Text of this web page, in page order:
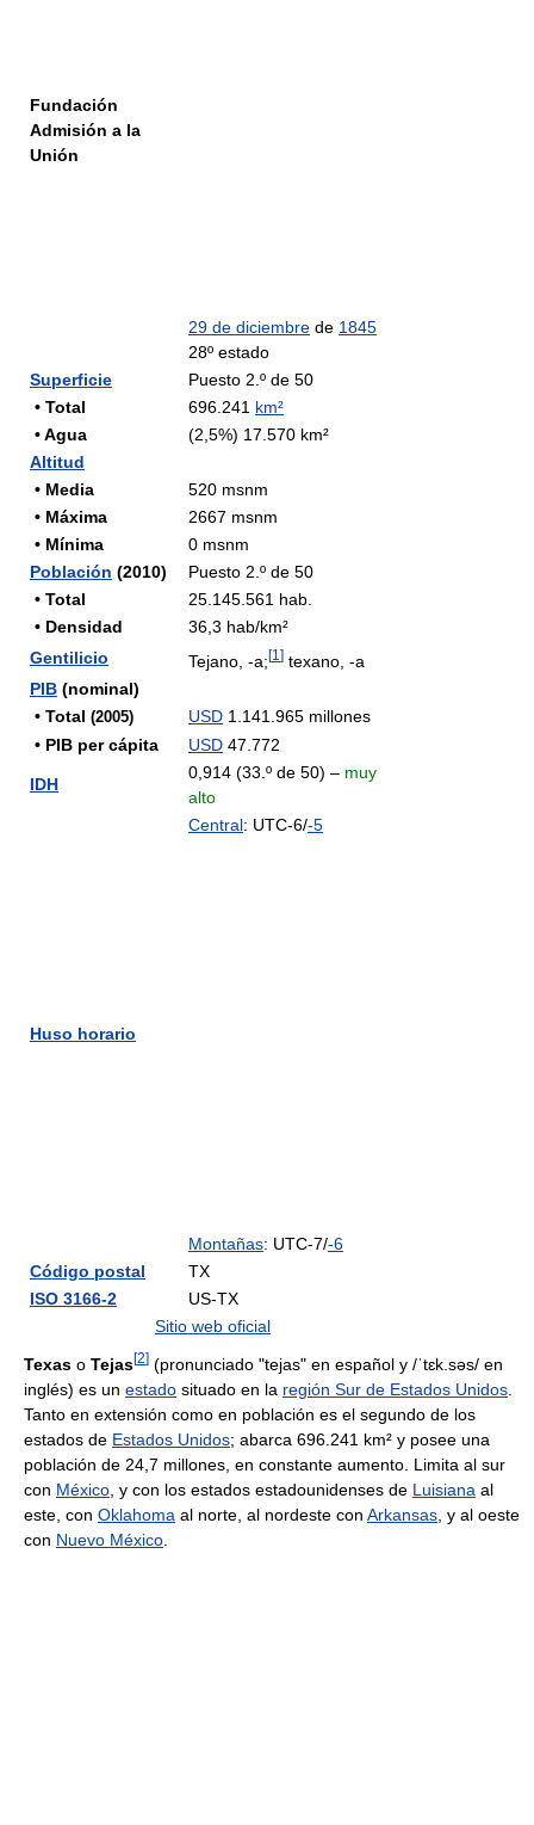
Fundación
Admisión a la
Unión
29 de diciembre de 1845
28º estado
Superficie
Puesto 2.º de 50
• Total
696.241 km²
• Agua
(2,5%) 17.570 km²
Altitud
• Media
520 msnm
• Máxima
2667 msnm
• Mínima
0 msnm
Población (2010)
Puesto 2.º de 50
• Total
25.145.561 hab.
• Densidad
36,3 hab/km²
Gentilicio
Tejano, -a;[1 ] texano, -a
PIB (nominal)
• Total (2005) USD 1.141.965 millones
• PIB per cápita
USD 47.772
IDH
0,914 (33.º de 50) – muy
alto
Huso horario
Central: UTC-6/-5
Montañas: UTC-7/-6
Código postal
TX
ISO 3166-2
US-TX
Sitio web oficial
Texas o Tejas[2] (pronunciado "tejas" en español y /ˈtɛk.səs/ en
inglés) es un estado situado en la región Sur de Estados Unidos
Tanto en extensión como en población es el segundo de los
estados de Estados Unidos; abarca 696.241 km² y posee una
población de 24,7 millones, en constante aumento. Limita al sur
con México , y con los estados estadounidenses de Luisiana al
este, con Oklahoma al norte, al nordeste con Arkansas , y al oeste
con Nuevo México